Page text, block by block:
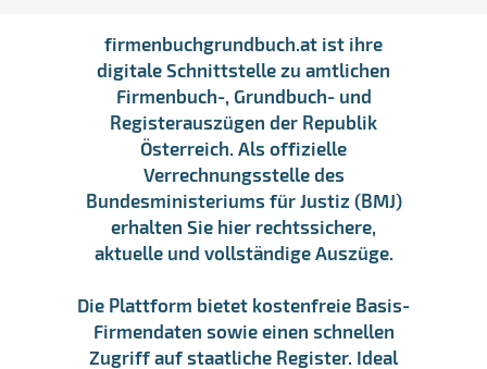
firmenbuchgrundbuch.at ist ihre
digitale Schnittstelle zu amtlichen
Firmenbuch-, Grundbuch- und
Registerauszügen der Republik
Österreich. Als offizielle
Verrechnungsstelle des
Bundesministeriums für Justiz (BMJ)
erhalten Sie hier rechtssichere,
aktuelle und vollständige Auszüge.
Die Plattform bietet kostenfreie Basis-
Firmendaten sowie einen schnellen
Zugriff auf staatliche Register. Ideal